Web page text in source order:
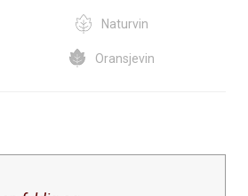
Naturvin
Oransjevin